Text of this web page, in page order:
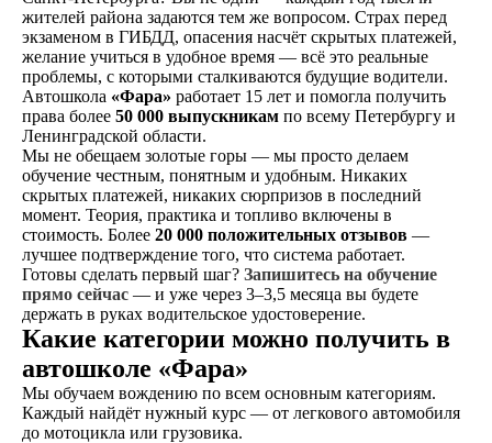
жителей района задаются тем же вопросом. Страх перед
экзаменом в ГИБДД, опасения насчёт скрытых платежей,
желание учиться в удобное время — всё это реальные
проблемы, с которыми сталкиваются будущие водители.
Автошкола «Фара» работает 15 лет и помогла получить
права более 50 000 выпускникам по всему Петербургу и
Ленинградской области.
Мы не обещаем золотые горы — мы просто делаем
обучение честным, понятным и удобным. Никаких
скрытых платежей, никаких сюрпризов в последний
момент. Теория, практика и топливо включены в
стоимость. Более 20 000 положительных отзывов —
лучшее подтверждение того, что система работает.
Готовы сделать первый шаг? Запишитесь на обучение
прямо сейчас — и уже через 3–3,5 месяца вы будете
держать в руках водительское удостоверение.
Какие категории можно получить в
автошколе «Фара»
Мы обучаем вождению по всем основным категориям.
Каждый найдёт нужный курс — от легкового автомобиля
до мотоцикла или грузовика.
Предоставление автобуса
на экзаменах в автошколе
и ГАИ
Возможность прохождения
водительской медицинской
комиссии на филиале
ВСЕ В ОДНОМ
МЕСТЕ